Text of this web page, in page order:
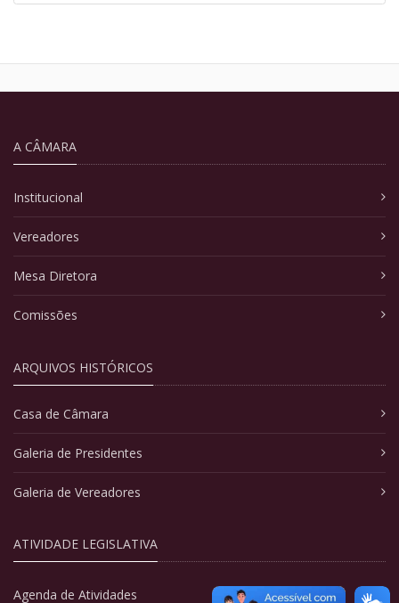
A CÂMARA
Institucional
Vereadores
Mesa Diretora
Comissões
ARQUIVOS HISTÓRICOS
Casa de Câmara
Galeria de Presidentes
Galeria de Vereadores
ATIVIDADE LEGISLATIVA
Agenda de Atividades